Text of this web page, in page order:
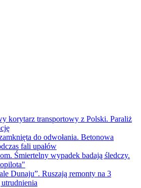
korytarz transportowy z Polski. Paraliż
do odwołania. Betonowa
fali upałów
Śmiertelny wypadek badają śledczy.
Dunaju”. Ruszają remonty na 3